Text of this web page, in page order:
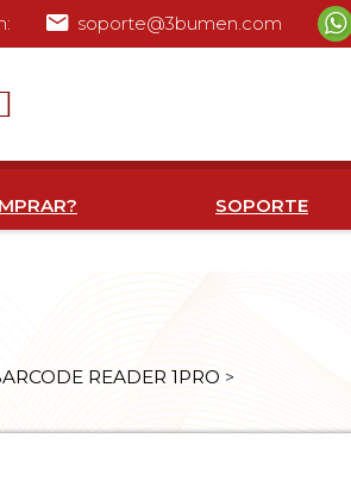
soporte@3bumen.com
SOPORTE
READER 1PRO >